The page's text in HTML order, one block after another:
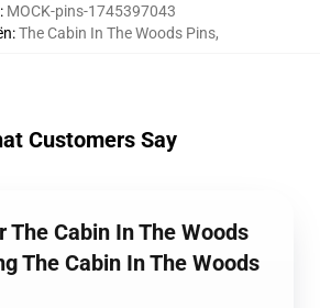
: MOCK-pins-1745397043
:The Cabin In The Woods Pins,
Customers Say
The Cabin In The Woods
The Cabin In The Woods